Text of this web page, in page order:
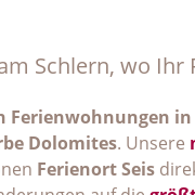
Schlern, wo
Ferienwohnungen in
Dolomites. Unsere
Ferienort Seis